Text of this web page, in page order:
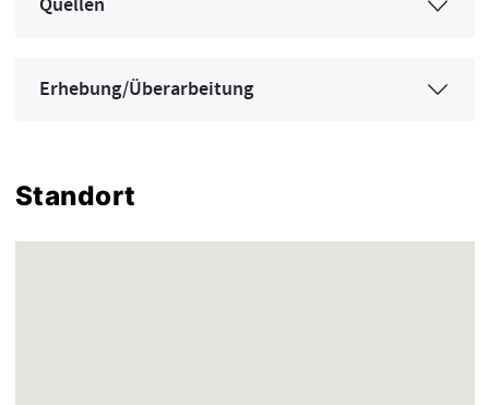
Quellen
Erhebung/Überarbeitung
Standort